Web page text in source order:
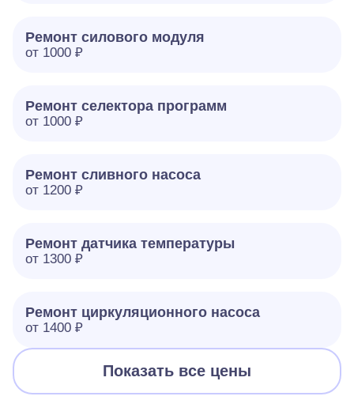
Ремонт силового модуля
от 1000 ₽
Ремонт селектора программ
от 1000 ₽
Ремонт сливного насоса
от 1200 ₽
Ремонт датчика температуры
от 1300 ₽
Ремонт циркуляционного насоса
от 1400 ₽
Показать все цены